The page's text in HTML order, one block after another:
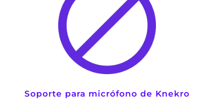
Soporte para micrófono de Knekro